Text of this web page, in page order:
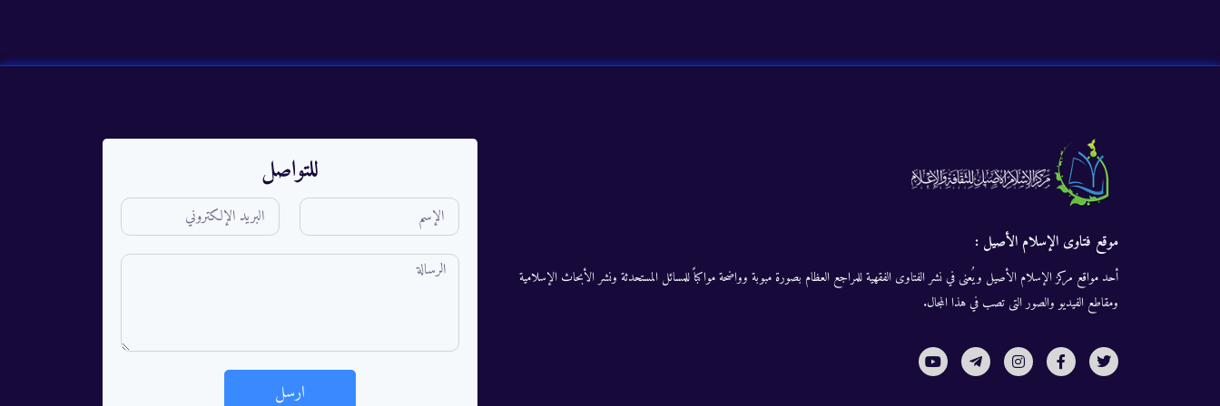
موقع فتاوى الإسلام الأصيل :
أحد مواقع مركز الإسلام الأصيل ويُعنى في نشر الفتاوى الفقهية للمراجع العظام بصورة مبوبة وواضحة مواكباً للمسائل المستحدثة ونشر الأبحاث الإسلامية
ومقاطع الفيديو والصور التى تصب في هذا المجال.
للتواصل
ارسل